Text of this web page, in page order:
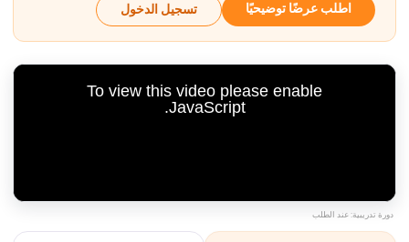
اطلب عرضًا توضيحيًا تسجيل الدخول
To view this video please enable
JavaScript.
دورة تدريبية: عند الطلب